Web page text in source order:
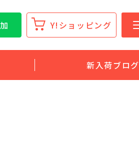
Y!ショッピング
新入荷ブログ